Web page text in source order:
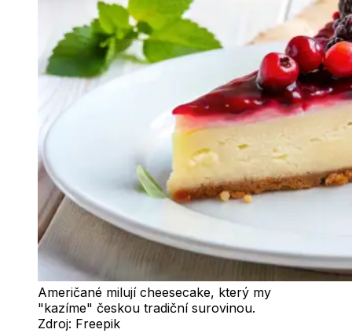
Američané milují cheesecake, který my
"kazíme" českou tradiční surovinou.
Zdroj: Freepik